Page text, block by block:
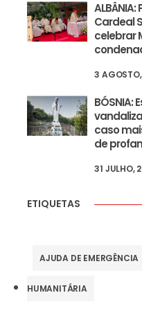
Cardeal
celebrar
3
BÓSNIA:
caso
de
31 JULHO,
ETIQUETAS
AJUDA DE EMERGÊNCIA
HUMANITÁRIA